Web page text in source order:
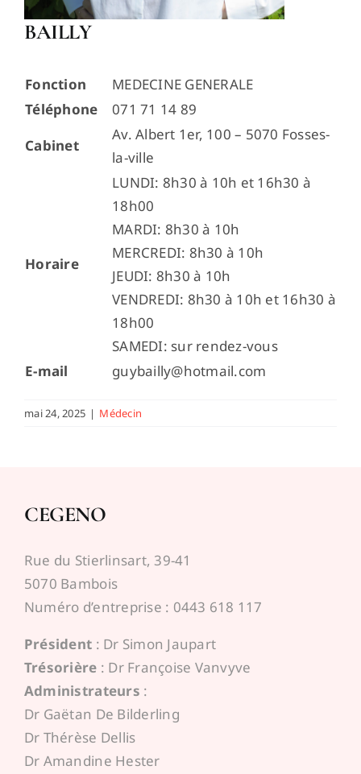
BAILLY
Fonction
MEDECINE GENERALE
Téléphone
071 71 14 89
Cabinet
Av. Albert 1er, 100 – 5070 Fosses-
la-ville
Horaire
LUNDI: 8h30 à 10h et 16h30 à
18h00
MARDI: 8h30 à 10h
MERCREDI: 8h30 à 10h
JEUDI: 8h30 à 10h
VENDREDI: 8h30 à 10h et 16h30 à
18h00
SAMEDI: sur rendez-vous
E-mail
guybailly@hotmail.com
mai 24, 2025 | Médecin
CEGENO
Rue du Stierlinsart, 39-41
5070 Bambois
Numéro d’entreprise : 0443 618 117
Président : Dr Simon Jaupart
Trésorière : Dr Françoise Vanvyve
Administrateurs :
Dr Gaëtan De Bilderling
Dr Thérèse Dellis
Dr Amandine Hester